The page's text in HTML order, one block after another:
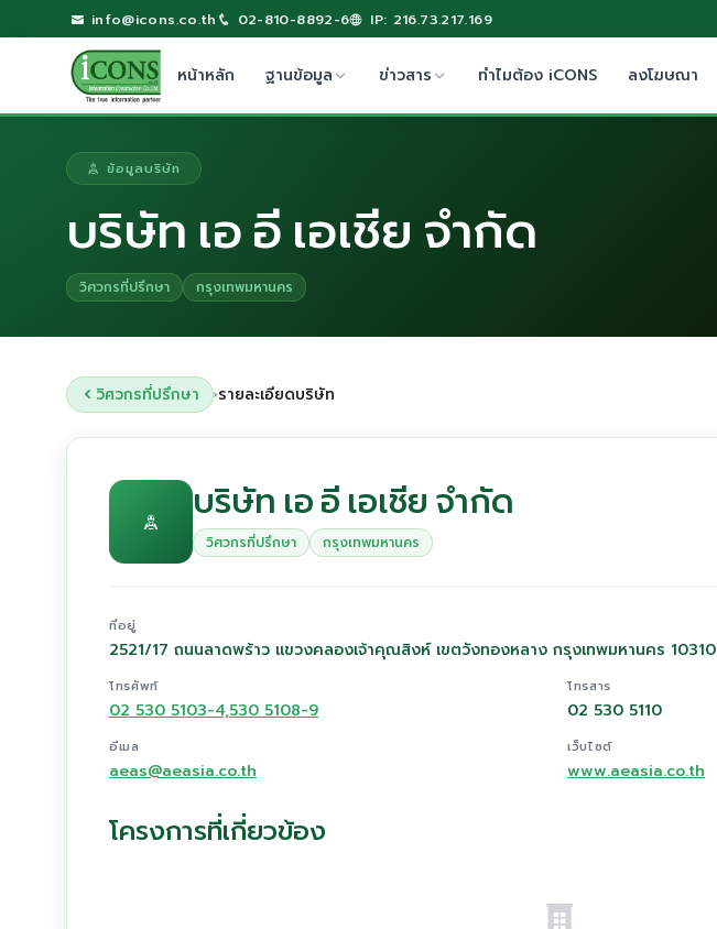
info@icons.co.th 02-810-8892-6 IP: 216.73.217.169
หน้าหลัก ฐานข้อมูล ข่าวสาร ทำไมต้อง iCONS ลงโฆษณา
ข้อมูลบริษัท
บริษัท เอ อี เอเชีย จำกัด
วิศวกรที่ปรึกษา กรุงเทพมหานคร
วิศวกรที่ปรึกษา ›รายละเอียดบริษัท
บริษัท เอ อี เอเชีย จำกัด
วิศวกรที่ปรึกษา กรุงเทพมหานคร
ที่อยู่
2521/17 ถนนลาดพร้าว แขวงคลองเจ้าคุณสิงห์ เขตวังทองหลาง กรุงเทพมหานคร 10310
โทรศัพท์
02 530 5103-4,530 5108-9
โทรสาร
02 530 5110
อีเมล
aeas@aeasia.co.th
เว็บไซต์
www.aeasia.co.th
โครงการที่เกี่ยวข้อง